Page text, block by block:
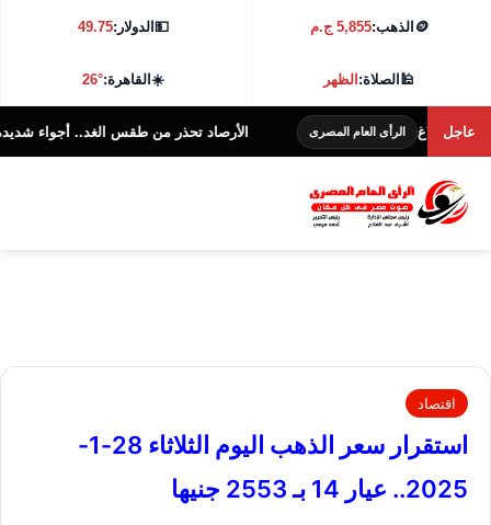
🪙 الذهب:5,855 ج.م 💵الدولار:49.75
🕌الصلاة:الظهر ☀️القاهرة:26°
عاجلالرأى العام المصرى الأرصاد تحذر من طقس الغد.. أجواء شديدة الحرارة و38 درجة
اقتصاد
استقرار سعر الذهب اليوم الثلاثاء 28-1-
2025.. عيار 14 بـ 2553 جنيها